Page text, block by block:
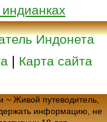
Индонета
| Карта сайта
~ Живой путеводитель,
информацию, не